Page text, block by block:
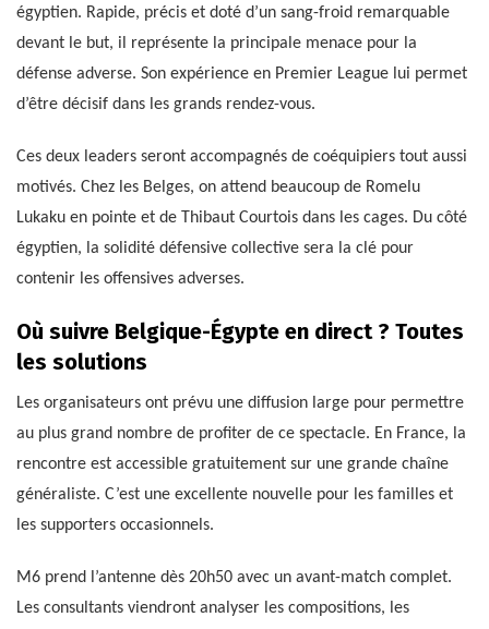
égyptien. Rapide, précis et doté d’un sang-froid remarquable
devant le but, il représente la principale menace pour la
défense adverse. Son expérience en Premier League lui permet
d’être décisif dans les grands rendez-vous.
Ces deux leaders seront accompagnés de coéquipiers tout aussi
motivés. Chez les Belges, on attend beaucoup de Romelu
Lukaku en pointe et de Thibaut Courtois dans les cages. Du côté
égyptien, la solidité défensive collective sera la clé pour
contenir les offensives adverses.
Où suivre Belgique-Égypte en direct ? Toutes
les solutions
Les organisateurs ont prévu une diffusion large pour permettre
au plus grand nombre de profiter de ce spectacle. En France, la
rencontre est accessible gratuitement sur une grande chaîne
généraliste. C’est une excellente nouvelle pour les familles et
les supporters occasionnels.
M6 prend l’antenne dès 20h50 avec un avant-match complet.
Les consultants viendront analyser les compositions, les